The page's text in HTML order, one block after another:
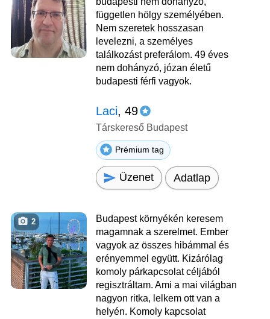
független hölgy személyében.
Nem szeretek hosszasan
levelezni, a személyes
találkozást preferálom. 49 éves
nem dohányzó, józan életű
budapesti férfi vagyok.
Laci, 49
Társkereső Budapest
Prémium tag
Üzenet Adatlap
2
Budapest környékén keresem
magamnak a szerelmet. Ember
vagyok az összes hibámmal és
erényemmel együtt. Kizárólag
komoly párkapcsolat céljából
regisztráltam. Ami a mai világban
nagyon ritka, lelkem ott van a
helyén. Komoly kapcsolat